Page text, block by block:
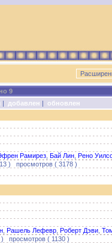
9
| добавлен | обновлен
Рамирез Бай Лин Рено
) просмотров ( 3178 )
Рашель Лефевр Роберт Дэви
просмотров ( 1130 )